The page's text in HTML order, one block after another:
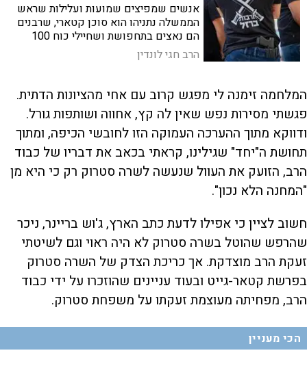
אנשים שמפיצים שמועות ועלילות שראש
הממשלה נתניהו הוא סוכן קטארי, שרבנים
הם נאצים בתחפושת ושחיילי כוח 100
אונסים מחבלים - הם אוכלי מוות במשמעות
המקורית אליה התכוונה ג'יי קיי רולינג
הרב חגי לונדין
המלחמה זימנה לי מפגש קרוב עם אחי מהציונות הדתית.
פגשתי מסירות נפש שאין לה קץ, אחווה ושותפות גורל.
ודווקא מתוך ההערכה העמוקה הזו לחובשי הכיפה, ומתוך
תחושת ה"יחד" שגילינו, קראתי בכאב את דבריו של כבוד
הרב, הזועק את העוול שנעשה לשרה סטרוק רק כי היא מן
"המחנה הלא נכון".
חשוב לציין כי אפילו לדעת כתב הארץ, ג'וש בריינר, ניכר
שהרפש שהוטל בשרה סטרוק לא היה ראוי וגם לשיטתי
זעקת הרב מוצדקת. אך כריכת הצדק של השרה סטרוק
בפרשת קטאר-גייט ובעוד עניינים שהוזכרו על ידי כבוד
הרב, מפחיתה מעוצמת זעקתו על משפחת סטרוק.
הכי מעניין